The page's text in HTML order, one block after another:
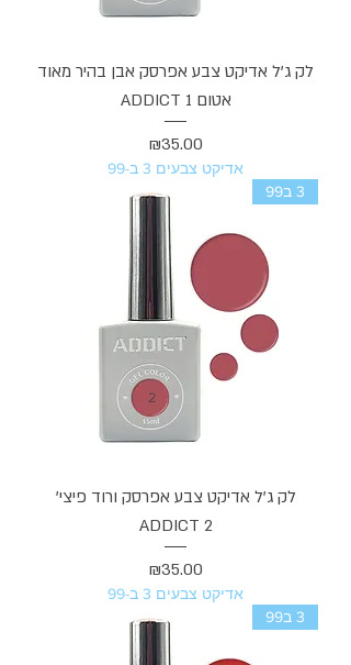
לק ג'ל אדיקט צבע אפרסק אבן בהיר מאוד
אטום ADDICT 1
מחיר
₪35.00
אדיקט צבעים 3 ב-99
3 ב99
לק ג'ל אדיקט צבע אפרסק ורוד פיצי'
ADDICT 2
מחיר
₪35.00
אדיקט צבעים 3 ב-99
3 ב99